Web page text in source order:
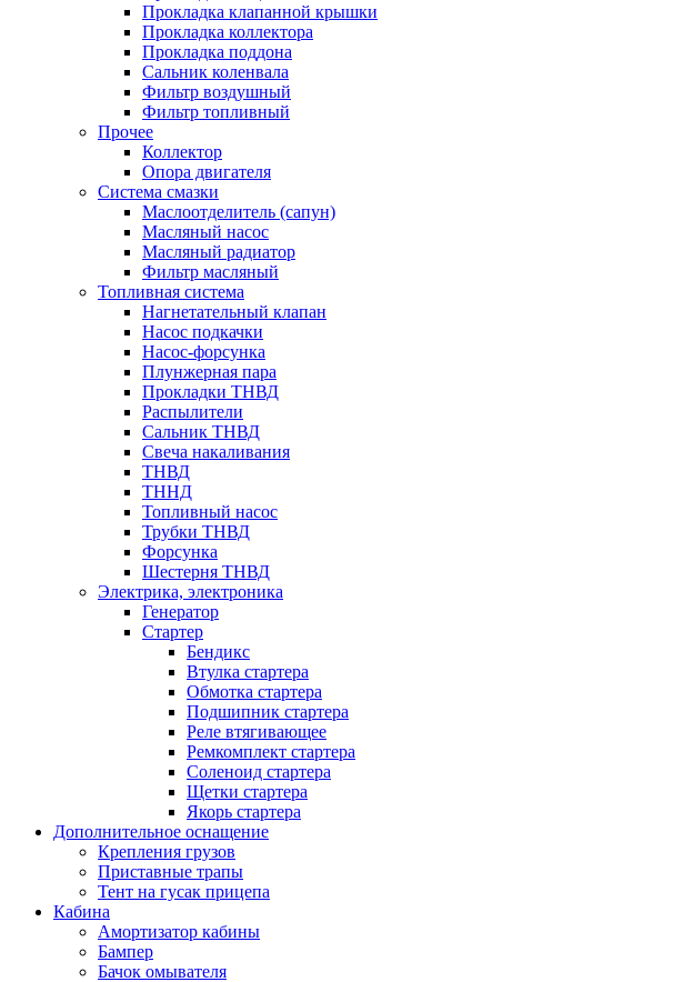
Прокладка клапанной крышки
Прокладка коллектора
Прокладка поддона
Сальник коленвала
Фильтр воздушный
Фильтр топливный
Прочее
Коллектор
Опора двигателя
Система смазки
Маслоотделитель (сапун)
Масляный насос
Масляный радиатор
Фильтр масляный
Топливная система
Нагнетательный клапан
Насос подкачки
Насос-форсунка
Плунжерная пара
Прокладки ТНВД
Распылители
Сальник ТНВД
Свеча накаливания
ТНВД
ТННД
Топливный насос
Трубки ТНВД
Форсунка
Шестерня ТНВД
Электрика, электроника
Генератор
Стартер
Бендикс
Втулка стартера
Обмотка стартера
Подшипник стартера
Реле втягивающее
Ремкомплект стартера
Соленоид стартера
Щетки стартера
Якорь стартера
Дополнительное оснащение
Крепления грузов
Приставные трапы
Тент на гусак прицепа
Кабина
Амортизатор кабины
Бампер
Бачок омывателя